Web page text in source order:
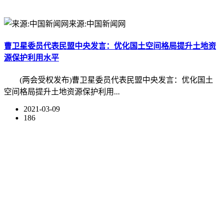
来源:中国新闻网
曹卫星委员代表民盟中央发言：优化国土空间格局提升土地资
源保护利用水平
(两会受权发布)曹卫星委员代表民盟中央发言：优化国土
空间格局提升土地资源保护利用...
2021-03-09
186